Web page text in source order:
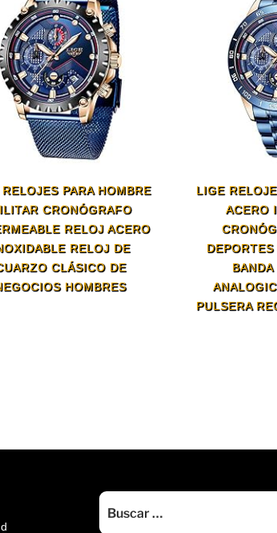
PARA HOMBRE
CRONÓGRAFO
RELOJ ACERO
RELOJ DE
CLÁSICO DE
HOMBRES
LIGE
ACERO
PULSERA